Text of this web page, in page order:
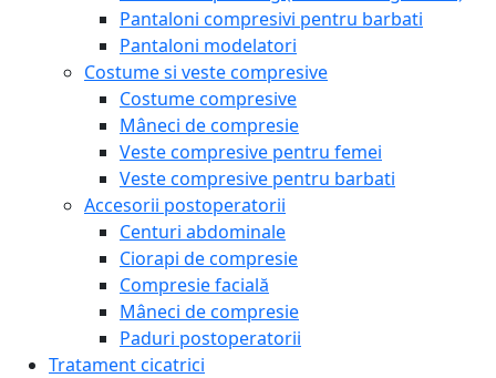
Pantaloni compresivi pentru barbati
Pantaloni modelatori
Costume si veste compresive
Costume compresive
Mâneci de compresie
Veste compresive pentru femei
Veste compresive pentru barbati
Accesorii postoperatorii
Centuri abdominale
Ciorapi de compresie
Compresie facială
Mâneci de compresie
Paduri postoperatorii
Tratament cicatrici